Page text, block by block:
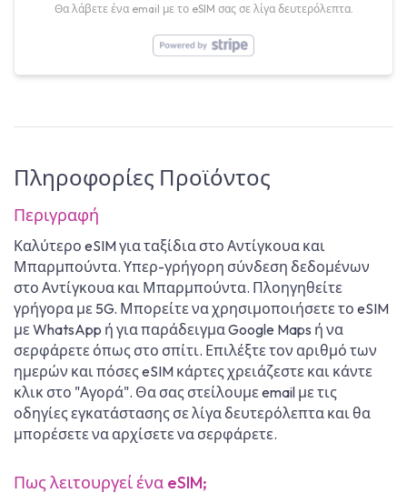
Θα λάβετε ένα email με το eSIM σας σε λίγα δευτερόλεπτα.
Πληροφορίες Προϊόντος
Περιγραφή
Καλύτερο eSIM για ταξίδια στο Αντίγκουα και
Μπαρμπούντα. Υπερ-γρήγορη σύνδεση δεδομένων
στο Αντίγκουα και Μπαρμπούντα. Πλοηγηθείτε
γρήγορα με 5G. Μπορείτε να χρησιμοποιήσετε το eSIM
με WhatsApp ή για παράδειγμα Google Maps ή να
σερφάρετε όπως στο σπίτι. Επιλέξτε τον αριθμό των
ημερών και πόσες eSIM κάρτες χρειάζεστε και κάντε
κλικ στο "Αγορά". Θα σας στείλουμε email με τις
οδηγίες εγκατάστασης σε λίγα δευτερόλεπτα και θα
μπορέσετε να αρχίσετε να σερφάρετε.
Πως λειτουργεί ένα eSIM;